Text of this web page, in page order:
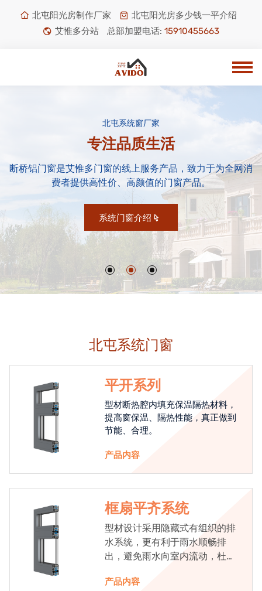
北屯阳光房制作厂家
北屯阳光房多少钱一平介绍
艾惟多分站
总部加盟电话: 15910455663
北屯系统窗厂家
专注品质生活
断桥铝门窗是艾惟多门窗的线上服务产品，致力于为全网消
费者提供高性价、高颜值的门窗产品。
系统门窗介绍
北屯系统门窗
平开系列
型材断热腔内填充保温隔热材料，
提高窗保温、隔热性能，真正做到
节能、合理。
产品内容
框扇平齐系统
型材设计采用隐藏式有组织的排
水系统，更有利于雨水顺畅排
出，避免雨水向室内流动，杜绝
产品内容